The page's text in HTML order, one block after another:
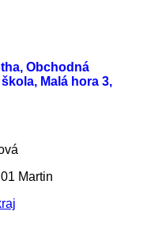
Obchodná
Malá hora 3,
Martin